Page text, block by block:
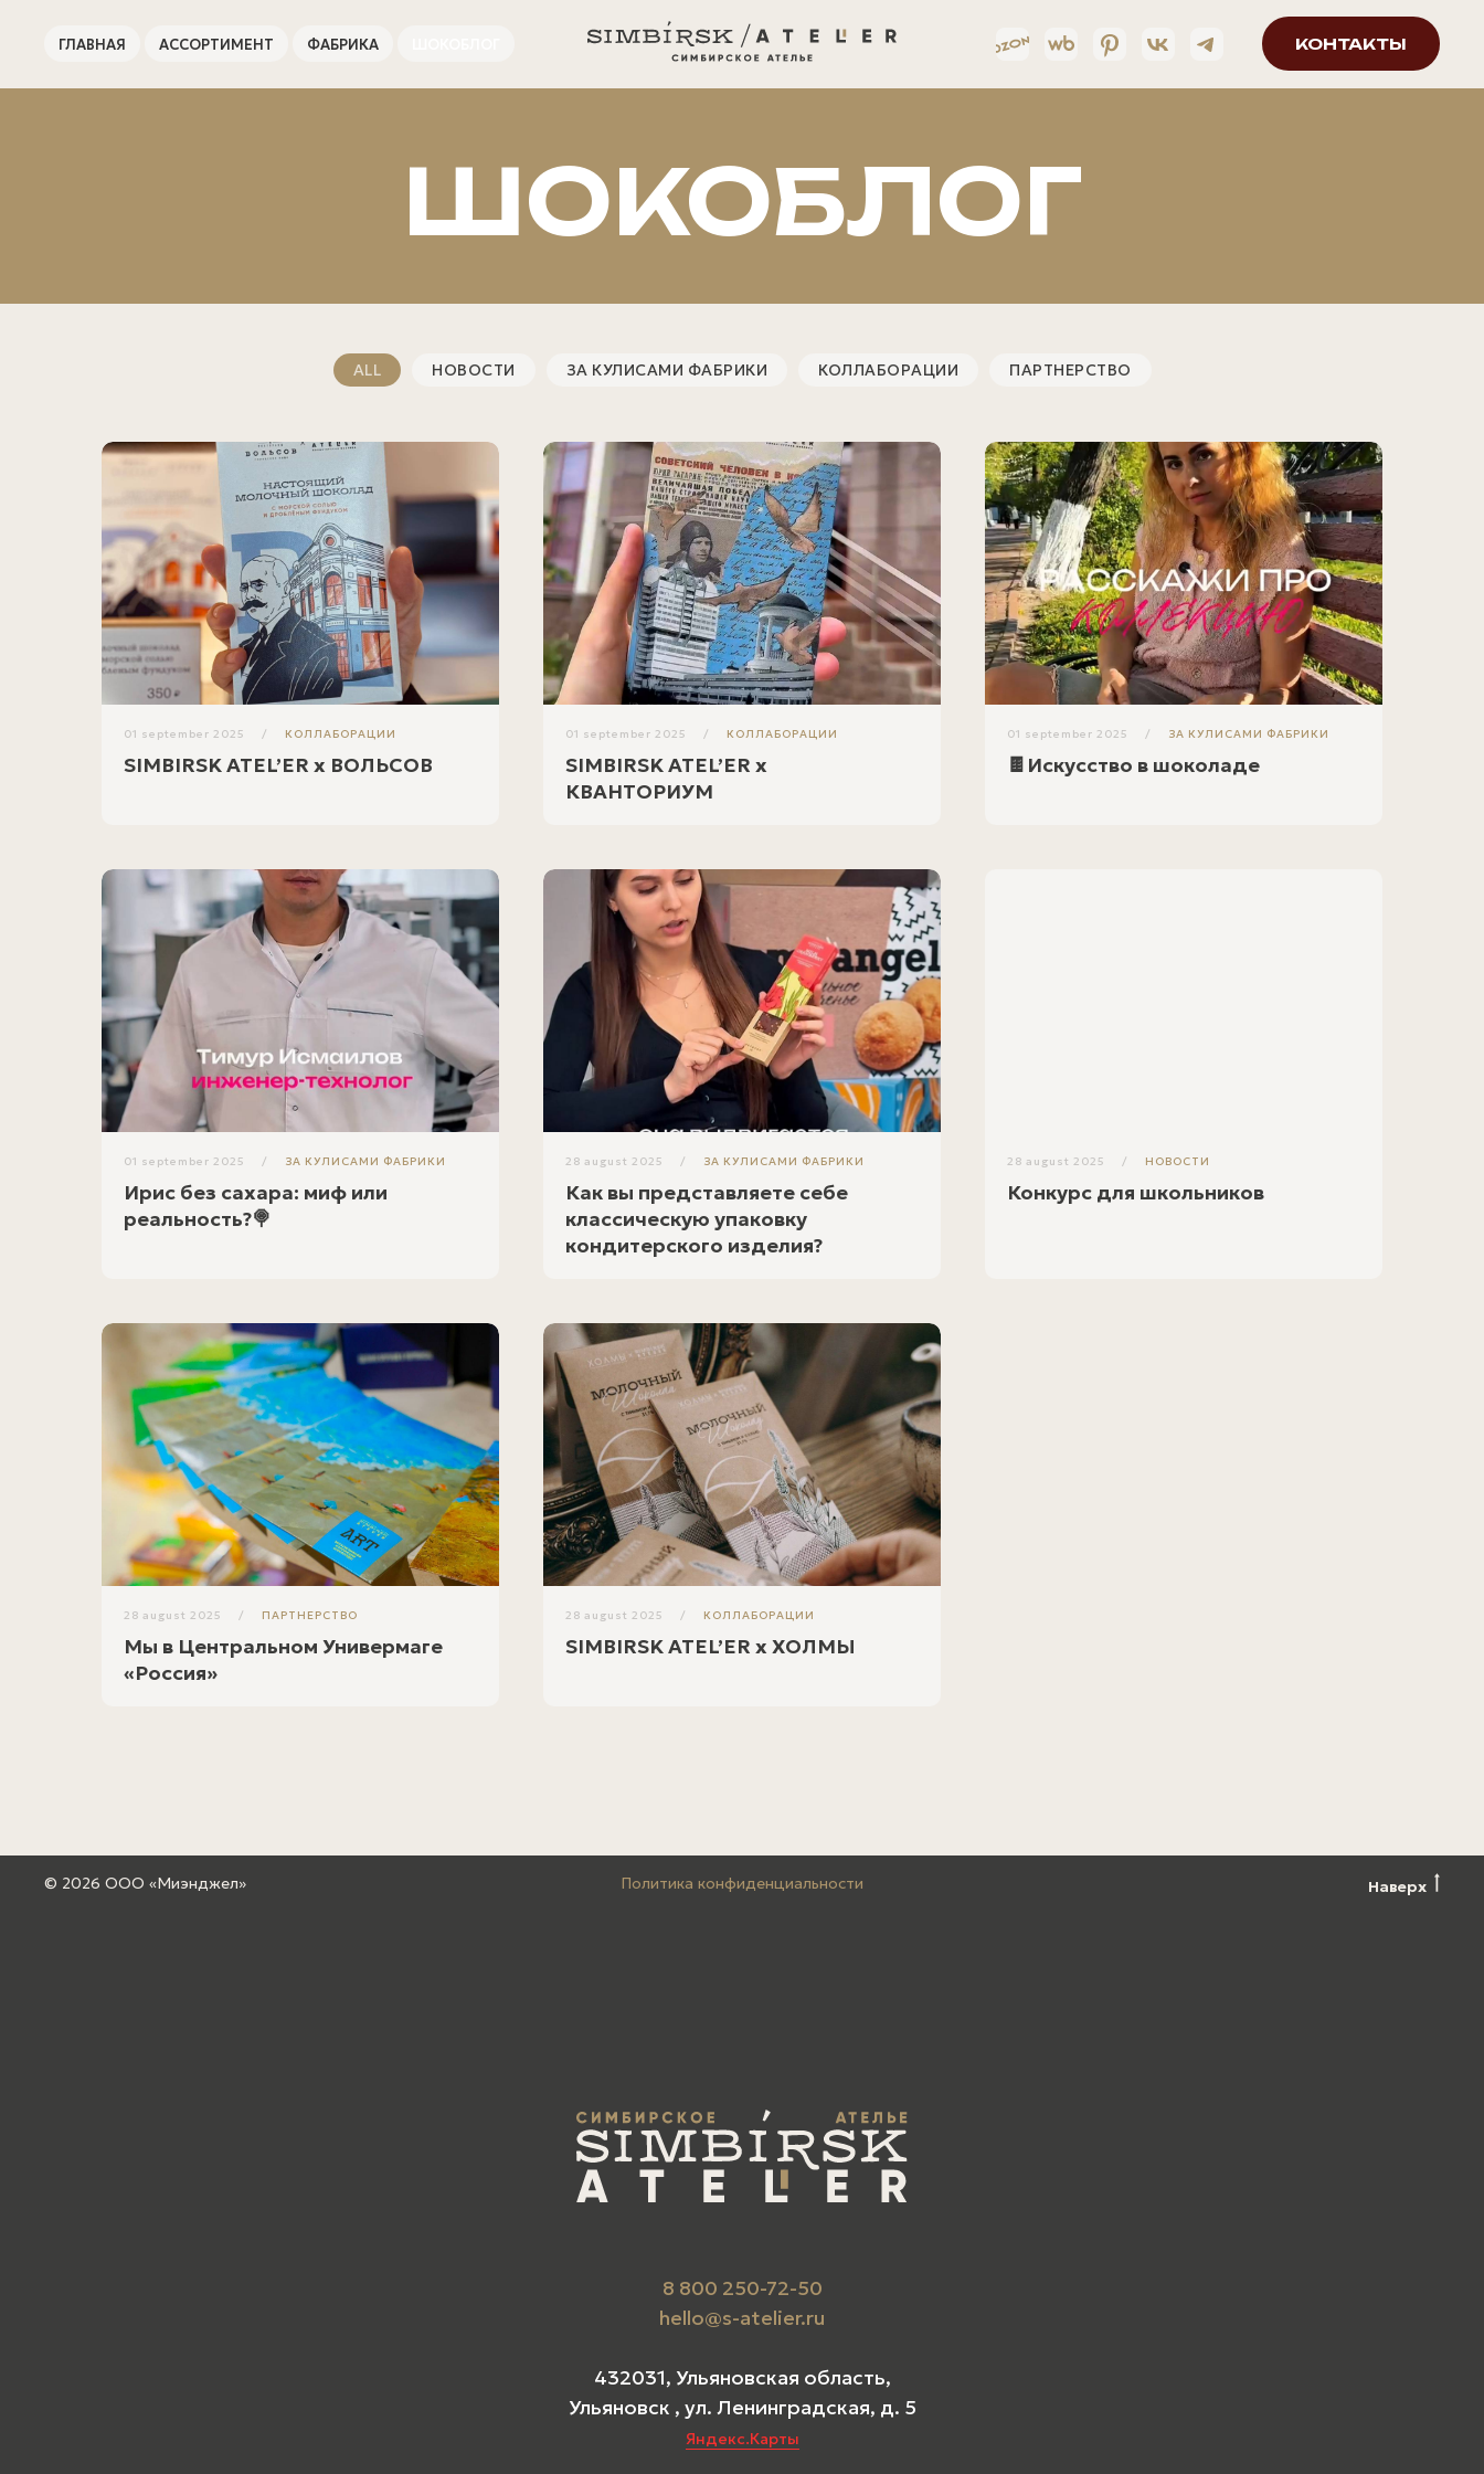
ГЛАВНАЯ АССОРТИМЕНТ ФАБРИКА КОНТАКТЫ
ШОКОБЛОГ
ALL НОВОСТИ ЗА КУЛИСАМИ ФАБРИКИ КОЛЛАБОРАЦИИ ПАРТНЕРСТВО
01 september 2025 КОЛЛАБОРАЦИИ
SIMBIRSK ATEL’ER x ВОЛЬСОВ
01 september 2025 КОЛЛАБОРАЦИИ
SIMBIRSK ATEL’ER x
КВАНТОРИУМ
01 september 2025 ЗА КУЛИСАМИ ФАБРИКИ
🍫Искусство в шоколаде
01 september 2025 ЗА КУЛИСАМИ ФАБРИКИ
Ирис без сахара: миф или
реальность?🍭
28 august 2025 ЗА КУЛИСАМИ ФАБРИКИ
Как вы представляете себе
классическую упаковку
кондитерского изделия?
28 august 2025 НОВОСТИ
Конкурс для школьников
28 august 2025 ПАРТНЕРСТВО
Мы в Центральном Универмаге
«Россия»
28 august 2025 КОЛЛАБОРАЦИИ
SIMBIRSK ATEL’ER x ХОЛМЫ
© 2026 ООО «Миэнджел» Политика конфиденциальности Наверх
8 800 250-72-50
hello@s-atelier.ru
432031, Ульяновская область,
Ульяновск , ул. Ленинградская, д. 5
Яндекс.Карты